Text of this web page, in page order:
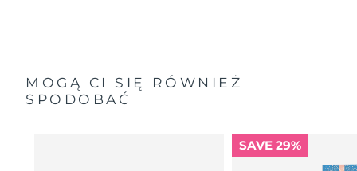
MOGĄ CI SIĘ RÓWNIEŻ
SPODOBAĆ
SAVE 29%